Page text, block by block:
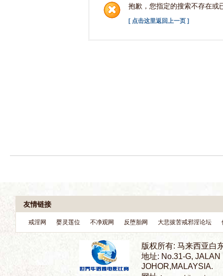
抱歉，您指定的搜索不存在或
[ 点击这里返回上一页 ]